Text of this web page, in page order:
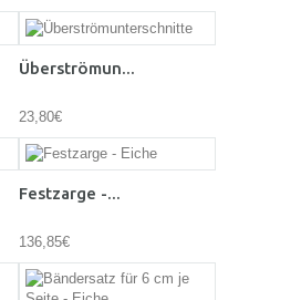
Überströmun...
23,80€
Festzarge -...
136,85€